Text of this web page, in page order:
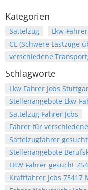
Kategorien
Sattelzug
Lkw-
CE (Schwere Lastzüge
verschiedene
Schlagworte
Lkw Fahrer Jobs
Stellenangebote Lkw-
Sattelzug Fahrer Jobs
Fahrer für
Sattelzugfahrer gesucht
Stellenangebote
LKW Fahrer gesucht
Kraftfahrer Jobs 75417